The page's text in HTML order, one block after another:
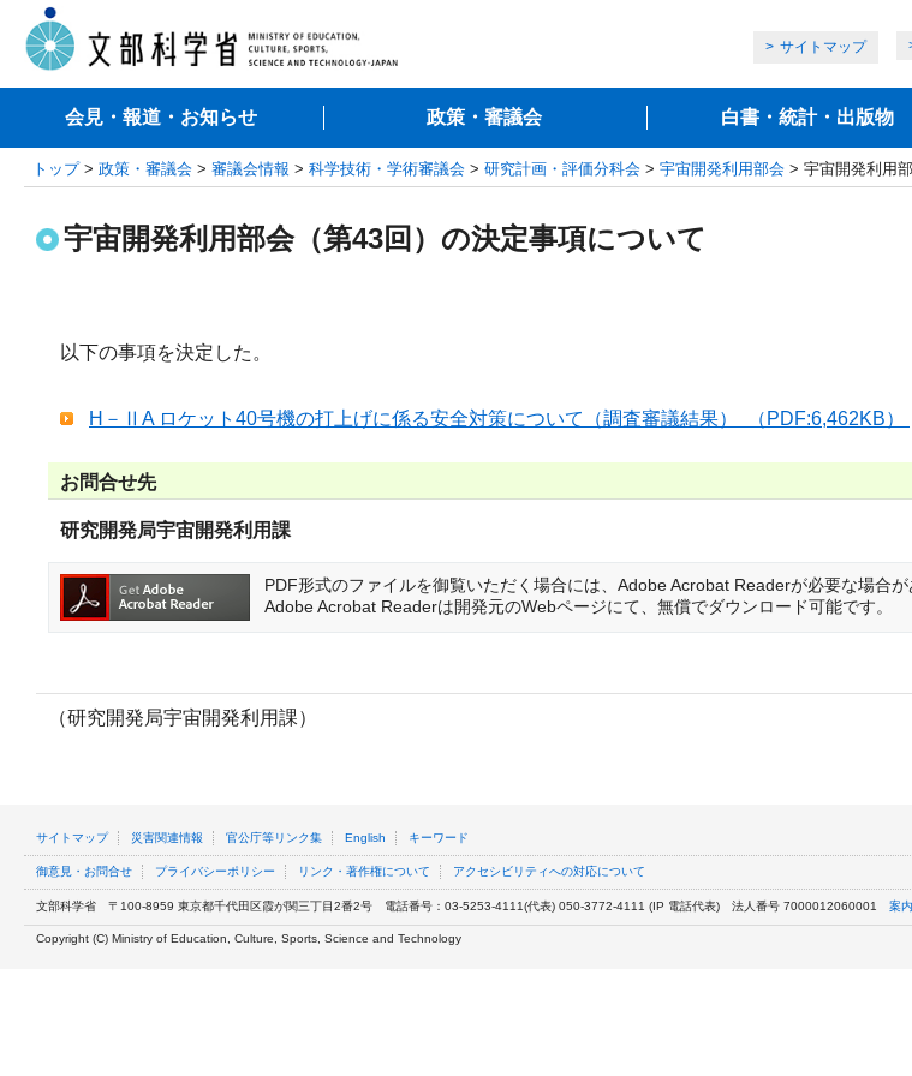
サイトマップ
会見・報道・お知らせ 政策・審議会 白書・統計・出版物
トップ> 政策・審議会 > 審議会情報 > 科学技術・学術審議会 > 研究計画・評価分科会 > 宇宙開発利用部会 > 宇宙開発利用
宇宙開発利用部会（第43回）の決定事項について
以下の事項を決定した。
H－ⅡA ロケット40号機の打上げに係る安全対策について（調査審議結果） （PDF:6,462KB）
お問合せ先
研究開発局宇宙開発利用課
PDF形式のファイルを御覧いただく場合には、Adobe Acrobat Readerが必要な場合が
Adobe Acrobat Readerは開発元のWebページにて、無償でダウンロード可能です。
（研究開発局宇宙開発利用課）
サイトマップ 災害関連情報 官公庁等リンク集 English キーワード
御意見・お問合せ プライバシーポリシー リンク・著作権について アクセシビリティへの対応について
文部科学省 〒100-8959 東京都千代田区霞が関三丁目2番2号 電話番号：03-5253-4111(代表) 050-3772-4111 (IP 電話代表) 法人番号 7000012060001 案
Copyright (C) Ministry of Education, Culture, Sports, Science and Technology